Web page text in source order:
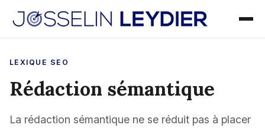
LEXIQUE SEO
Rédaction sémantique
La rédaction sémantique ne se réduit pas à placer